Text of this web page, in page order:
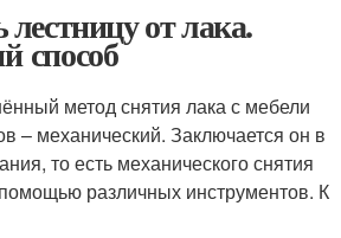
от лака.
способ
метод снятия лака с мебели
– механический. Заключается он в
то есть механического снятия
различных инструментов. К